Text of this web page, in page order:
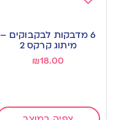
to
wishlist
6 מדבקות לבקבוקים –
מיתוג קרקס 2
₪18.00